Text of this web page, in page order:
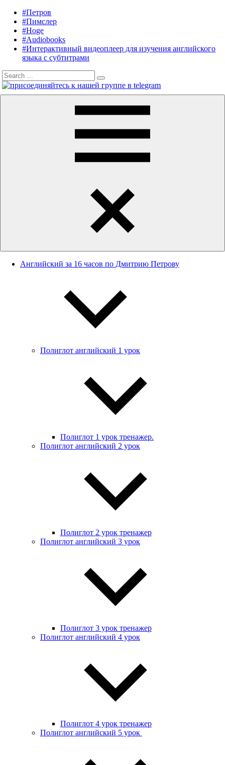
content
Listening
English
Audiobooks
English,
Petrov
English
#Петров
#Пимслер
#Hoge
#Audiobooks
#Интерактивный видеоплеер для изучения английского
языка с субтитрами
Search
for:
Search
Английский за 16 часов по Дмитрию Петрову
Полиглот английский 1 урок
Полиглот 1 урок тренажер.
Полиглот английский 2 урок
Полиглот 2 урок тренажер
Полиглот английский 3 урок
Полиглот 3 урок тренажер
Полиглот английский 4 урок
Полиглот 4 урок тренажер
Полиглот английский 5 урок